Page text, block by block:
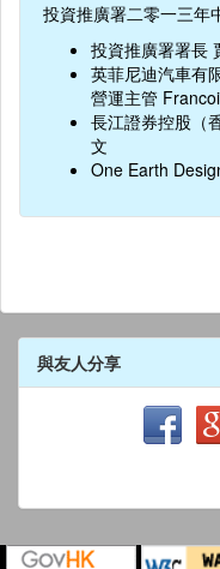
投資推廣署二零一三年
投資推廣署署長
英菲尼迪汽車有
營運主管
長江證券控股（
文
One Earth
與友人分享